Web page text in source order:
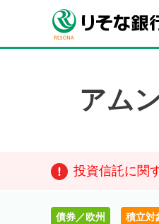
アム
投資信託に関
債券／欧州 積立対